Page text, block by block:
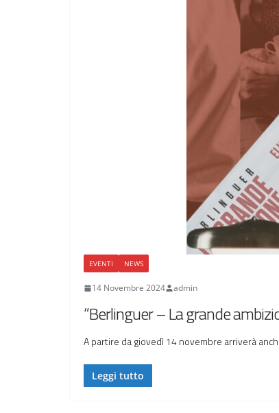
EVENTI NEWS
14 Novembre 2024 admin
“Berlinguer – La grande
A partire da giovedì 14 novembre arriverà
Leggi tutto